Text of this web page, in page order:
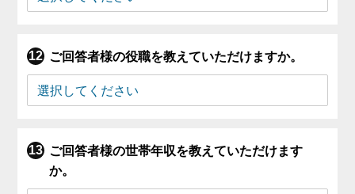
ご回答者様の役職を教えていただけますか。
ご回答者様の世帯年収を教えていただけます
か。